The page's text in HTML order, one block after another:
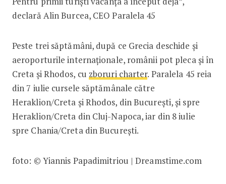
declară Alin Burcea, CEO Paralela 45
Peste trei săptămâni, după ce Grecia deschide și
aeroporturile internaționale, românii pot pleca și în
Creta și Rhodos, cu zboruri charter. Paralela 45 reia
din 7 iulie cursele săptămânale către
Heraklion/Creta și Rhodos, din București, și spre
Heraklion/Creta din Cluj-Napoca, iar din 8 iulie
spre Chania/Creta din București.
foto: © Yiannis Papadimitriou | Dreamstime.com